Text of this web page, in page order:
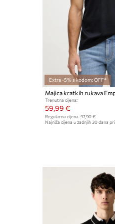
Extra -5% s kodom: OFF*
Majica kratkih rukava
Trenutna cijena:
59,99 €
Regularna cijena: 97,90 €
Najniža cijena u zadnjih 30 dana